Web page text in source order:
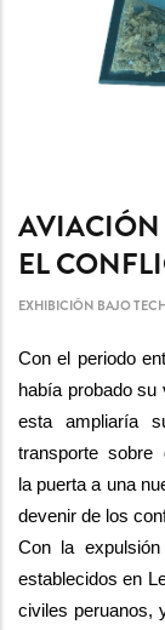
AVIACIÓN
EL
EXHIBICIÓN BAJO
Con el periodo
había probado
esta ampliaría
la puerta a una
devenir de los
Con la
establecidos en
civiles peruanos,